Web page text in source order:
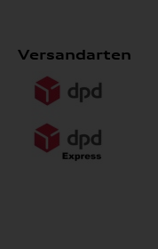
Versandarten